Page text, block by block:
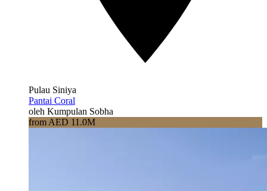
Pulau Siniya
Pantai Coral
oleh Kumpulan Sobha
from AED 11.0M